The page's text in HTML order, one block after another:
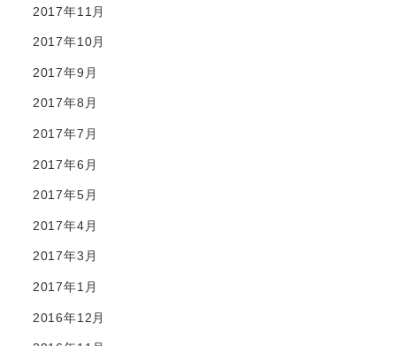
2017年11月
2017年10月
2017年9月
2017年8月
2017年7月
2017年6月
2017年5月
2017年4月
2017年3月
2017年1月
2016年12月